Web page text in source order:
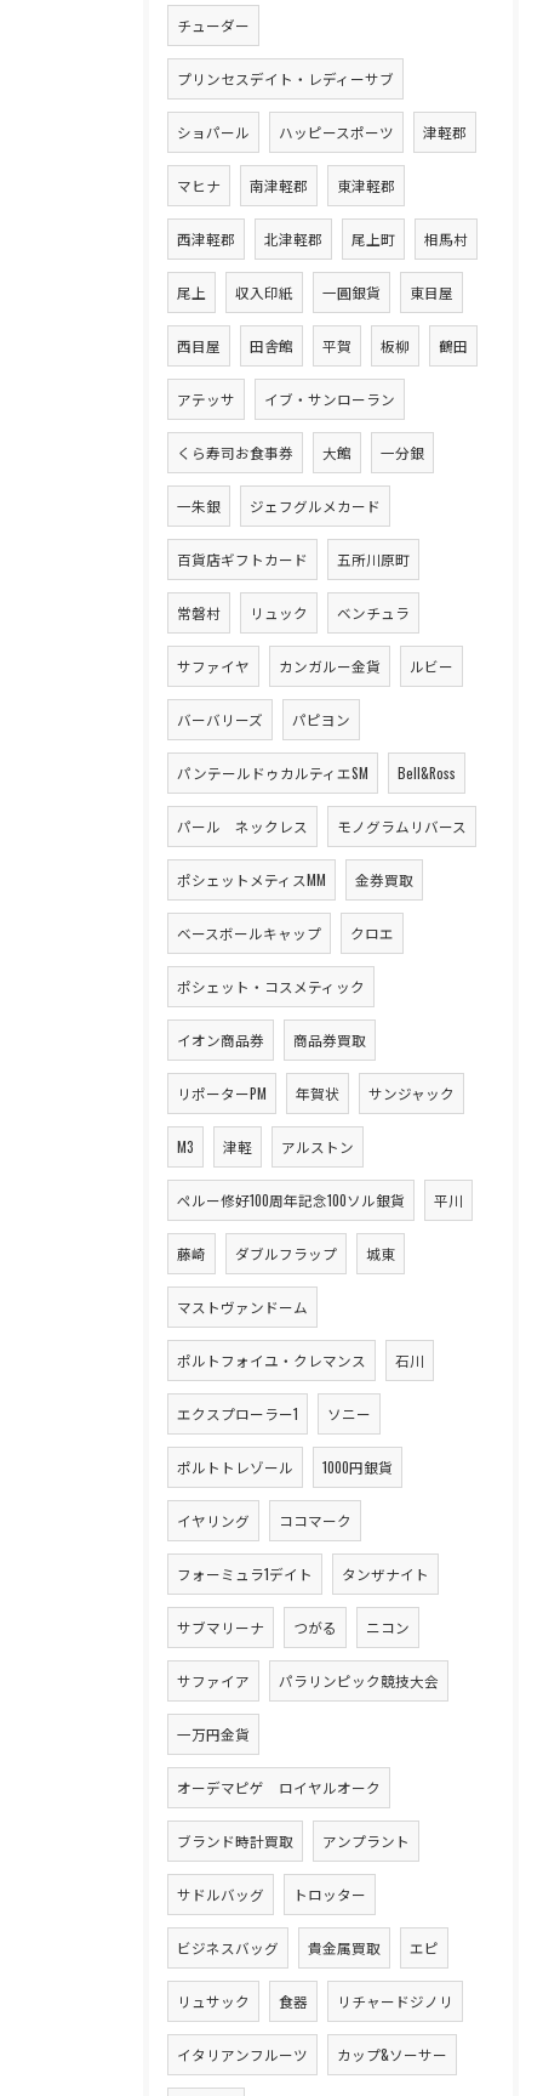
チューダー
プリンセスデイト・レディーサブ
ショパール ハッピースポーツ 津軽郡
マヒナ 南津軽郡 東津軽郡
西津軽郡 北津軽郡 尾上町 相馬村
尾上 収入印紙 一圓銀貨 東目屋
西目屋 田舎館 平賀 板柳 鶴田
アテッサ イブ・サンローラン
くら寿司お食事券 大館 一分銀
一朱銀 ジェフグルメカード
百貨店ギフトカード 五所川原町
常磐村 リュック ベンチュラ
サファイヤ カンガルー金貨 ルビー
バーバリーズ パピヨン
パンテールドゥカルティエSM Bell&Ross
パール ネックレス モノグラムリバース
ポシェットメティスMM 金券買取
ベースボールキャップ クロエ
ポシェット・コスメティック
イオン商品券 商品券買取
リポーターPM 年賀状 サンジャック
M3 津軽 アルストン
ペルー修好100周年記念100ソル銀貨 平川
藤崎 ダブルフラップ 城東
マストヴァンドーム
ポルトフォイユ・クレマンス 石川
エクスプローラー1 ソニー
ポルトトレゾール 1000円銀貨
イヤリング ココマーク
フォーミュラ1デイト タンザナイト
サブマリーナ つがる ニコン
サファイア パラリンピック競技大会
一万円金貨
オーデマピゲ ロイヤルオーク
ブランド時計買取 アンプラント
サドルバッグ トロッター
ビジネスバッグ 貴金属買取 エピ
リュサック 食器 リチャードジノリ
イタリアンフルーツ カップ&ソーサー